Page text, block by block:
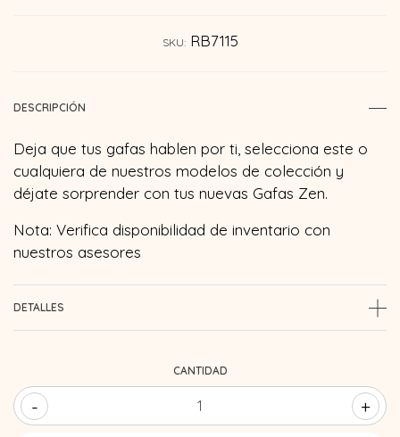
SKU: RB7115
DESCRIPCIÓN
Deja que tus gafas hablen por ti, selecciona este o
cualquiera de nuestros modelos de colección y
déjate sorprender con tus nuevas Gafas Zen.
Nota: Verifica disponibilidad de inventario con
nuestros asesores
DETALLES
CANTIDAD
- +